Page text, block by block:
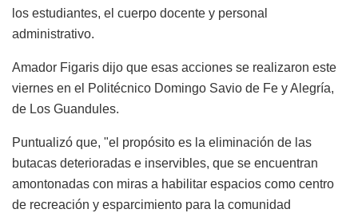
los estudiantes, el cuerpo docente y personal
administrativo.
Amador Figaris dijo que esas acciones se realizaron este
viernes en el Politécnico Domingo Savio de Fe y Alegría,
de Los Guandules.
Puntualizó que, "el propósito es la eliminación de las
butacas deterioradas e inservibles, que se encuentran
amontonadas con miras a habilitar espacios como centro
de recreación y esparcimiento para la comunidad